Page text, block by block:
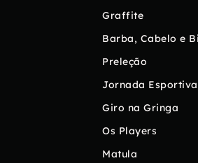
Graffite
Barba, Cabelo e
Preleção
Jornada Esportiva
Giro na Gringa
Os Players
Matula